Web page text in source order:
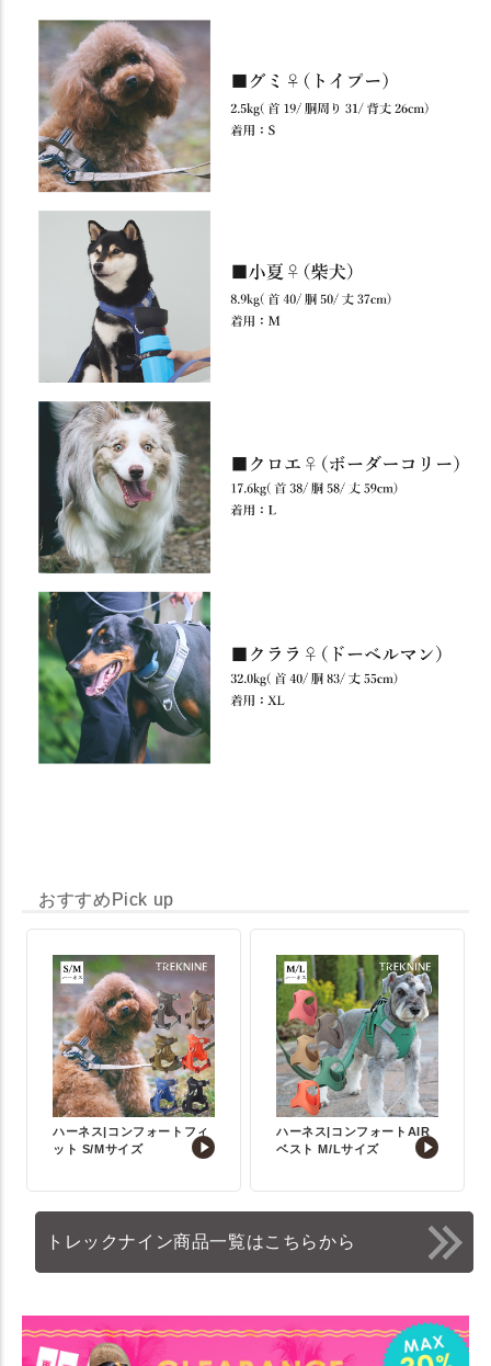
おすすめPick up
ハーネス|コンフォートフィ
ット S/Mサイズ
ハーネス|コンフォートAIR
ベスト M/Lサイズ
トレックナイン商品一覧はこちらから